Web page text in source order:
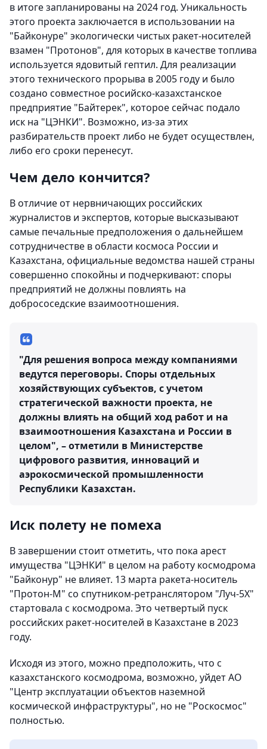
в итоге запланированы на 2024 год. Уникальность
этого проекта заключается в использовании на
"Байконуре" экологически чистых ракет-носителей
взамен "Протонов", для которых в качестве топлива
используется ядовитый гептил. Для реализации
этого технического прорыва в 2005 году и было
создано совместное росийско-казахстанское
предприятие "Байтерек", которое сейчас подало
иск на "ЦЭНКИ". Возможно, из-за этих
разбирательств проект либо не будет осуществлен,
либо его сроки перенесут.
Чем дело кончится?
В отличие от нервничающих российских
журналистов и экспертов, которые высказывают
самые печальные предположения о дальнейшем
сотрудничестве в области космоса России и
Казахстана, официальные ведомства нашей страны
совершенно спокойны и подчеркивают: споры
предприятий не должны повлиять на
добрососедские взаимоотношения.
"Для решения вопроса между компаниями
ведутся переговоры. Споры отдельных
хозяйствующих субъектов, с учетом
стратегической важности проекта, не
должны влиять на общий ход работ и на
взаимоотношения Казахстана и России в
целом", – отметили в Министерстве
цифрового развития, инноваций и
аэрокосмической промышленности
Республики Казахстан.
Иск полету не помеха
В завершении стоит отметить, что пока арест
имущества "ЦЭНКИ" в целом на работу космодрома
"Байконур" не влияет. 13 марта ракета-носитель
"Протон-М" со спутником-ретранслятором "Луч-5Х"
стартовала с космодрома. Это четвертый пуск
российских ракет-носителей в Казахстане в 2023
году.
Исходя из этого, можно предположить, что с
казахстанского космодрома, возможно, уйдет АО
"Центр эксплуатации объектов наземной
космической инфраструктуры", но не "Роскосмос"
полностью.